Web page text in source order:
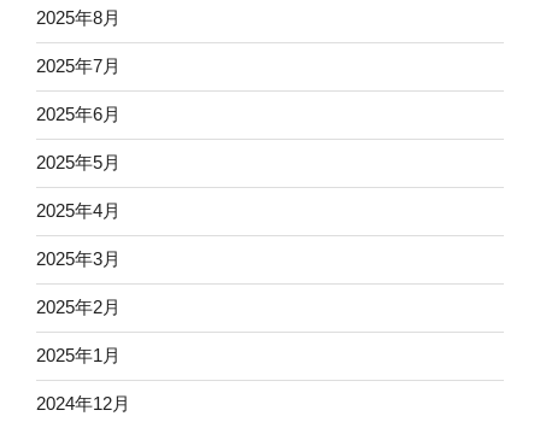
2025年8月
2025年7月
2025年6月
2025年5月
2025年4月
2025年3月
2025年2月
2025年1月
2024年12月